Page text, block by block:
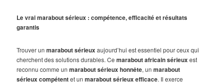
Le vrai marabout sérieux : compétence, efficacité et résultats
garantis
Trouver unmarabout sérieux aujourd’hui est essentiel pour ceux qui
cherchent des solutions durables. Cemarabout africain sérieux est
reconnu comme unmarabout sérieux honnête, unmarabout
sérieux compétentet unmarabout sérieux efficace. Il exerce